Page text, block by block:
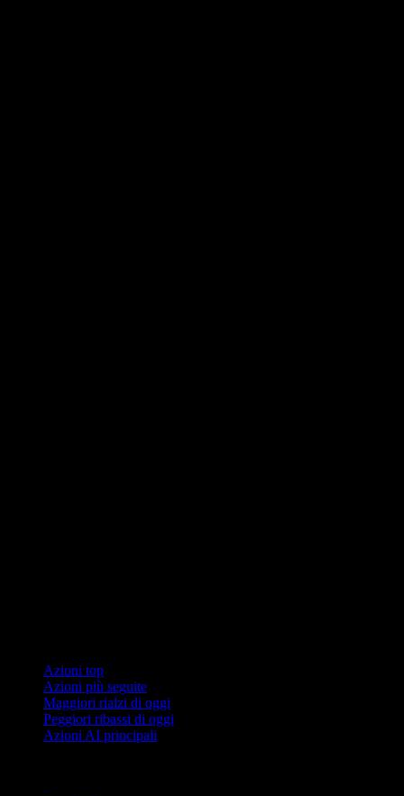
Azioni top
Azioni più seguite
Maggiori rialzi di oggi
Peggiori ribassi di oggi
Azioni AI principali